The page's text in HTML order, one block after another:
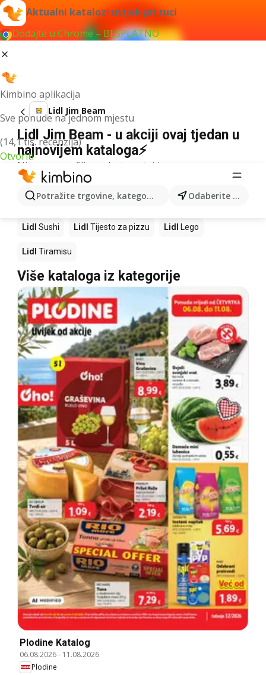
Aktualni katalozi uvijek pri ruci
Dodajte u Chrome – BESPLATNO
Kimbino aplikacija
Sve ponude na jednom mjestu
(14,1 tis. recenzija)
Otvoriti
Potražite trgovine, kategorije, proizvode... Odaberite grad
Lidl Jim Beam
Lidl Jim Beam - u akciji ovaj tjedan u
najnovijem kataloga⚡
Nismo pronašli rezultate za taj izraz.
Slijedeći proizvodi u trgovinama Lidl
Lidl LidlPizza LidlMango Lidl
Lidl Sushi Lidl Tijesto za pizzu Lidl Lego
Lidl Tiramisu
Više kataloga iz kategorije
Plodine Katalog
06.08.2026- 11.08.2026
Plodine